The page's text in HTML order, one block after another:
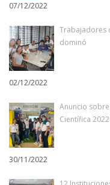
07/12/2022
Trabajadores
dominó
02/12/2022
Anuncio
Científica 2022
30/11/2022